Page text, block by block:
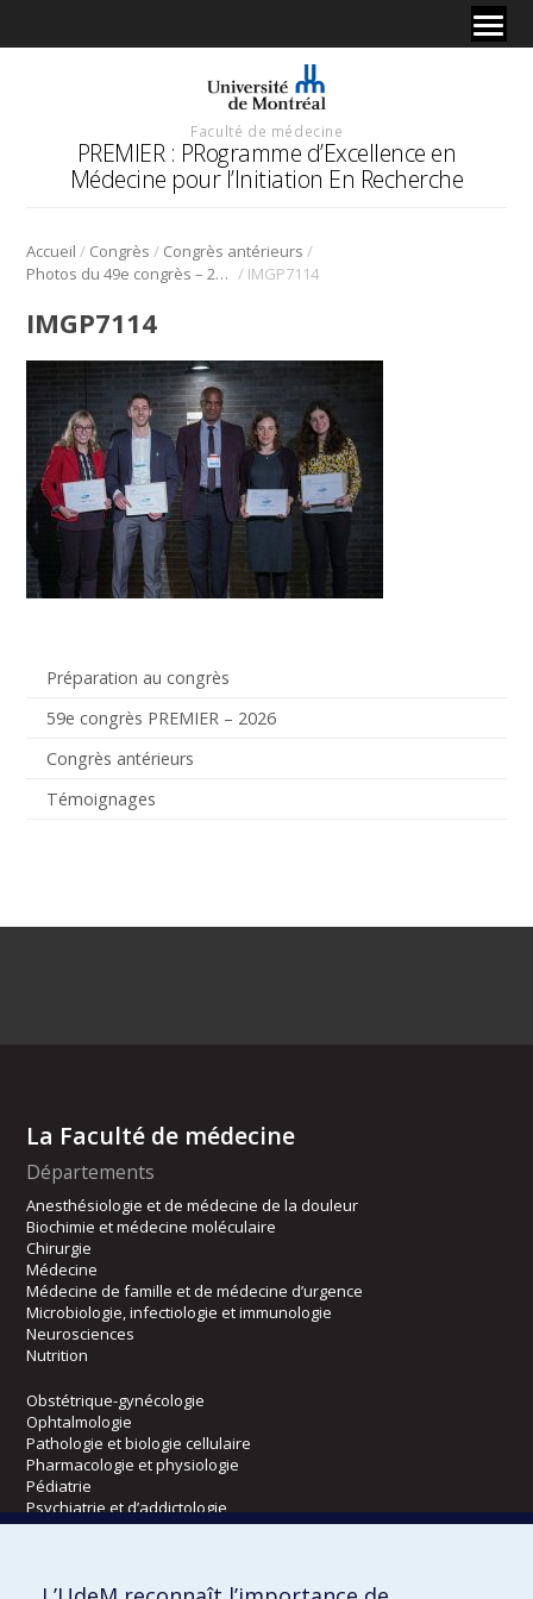
Faculté de médecine
PREMIER : PRogramme d’Excellence en
Médecine pour l’Initiation En Recherche
Accueil / Congrès / Congrès antérieurs /
Photos du 49e congrès – 2016 / IMGP7114
Préparation au congrès
59e congrès PREMIER – 2026
Congrès antérieurs
Témoignages
IMGP7114
La Faculté de médecine
Départements
Anesthésiologie et de médecine de la douleur
Biochimie et médecine moléculaire
Chirurgie
Médecine
Médecine de famille et de médecine d’urgence
Microbiologie, infectiologie et immunologie
Neurosciences
Nutrition
Obstétrique-gynécologie
Ophtalmologie
Pathologie et biologie cellulaire
Pharmacologie et physiologie
Pédiatrie
Psychiatrie et d’addictologie
Radiologie, radio-oncologie et médecine nucléaire